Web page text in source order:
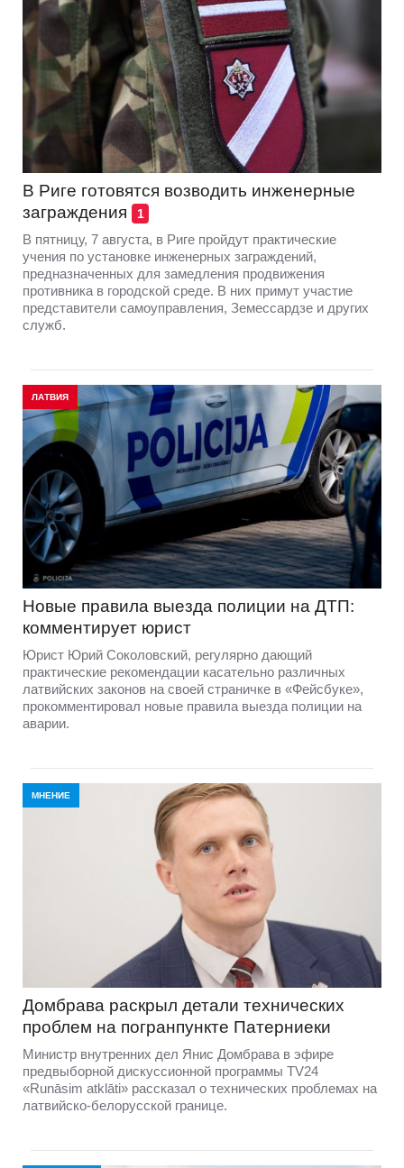
В Риге готовятся возводить инженерные
заграждения
1
В пятницу, 7 августа, в Риге пройдут практические
учения по установке инженерных заграждений,
предназначенных для замедления продвижения
противника в городской среде. В них примут участие
представители самоуправления, Земессардзе и других
служб.
ЛАТВИЯ
Новые правила выезда полиции на ДТП:
комментирует юрист
Юрист Юрий Соколовский, регулярно дающий
практические рекомендации касательно различных
латвийских законов на своей страничке в «Фейсбуке»,
прокомментировал новые правила выезда полиции на
аварии.
МНЕНИЕ
Домбравa раскрыл детали технических
проблем на погранпункте Патерниеки
Министр внутренних дел Янис Домбрава в эфире
предвыборной дискуссионной программы TV24
«Runāsim atklāti» рассказал о технических проблемах на
латвийско-белорусской границе.